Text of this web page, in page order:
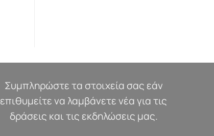
Συμπληρώστε τα στοιχεία σας εάν
επιθυμείτε να λαμβάνετε νέα για τις
δράσεις και τις εκδηλώσεις μας.